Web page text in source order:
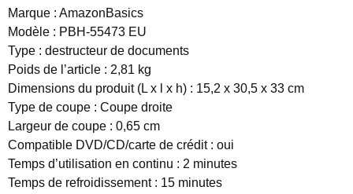
Marque : AmazonBasics
Modèle : PBH-55473 EU
Type : destructeur de documents
Poids de l’article : 2,81 kg
Dimensions du produit (L x l x h) : 15,2 x 30,5 x 33 cm
Type de coupe : Coupe droite
Largeur de coupe : 0,65 cm
Compatible DVD/CD/carte de crédit : oui
Temps d’utilisation en continu : 2 minutes
Temps de refroidissement : 15 minutes